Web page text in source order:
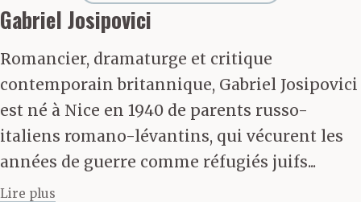
tout à fait différente de
comprendre la musique
et une façon tout à fait
différente de nous
comprendre nous-
mêmes. Une façon tout
Gabriel Josipovici
Romancier, dramaturge et critique
contemporain britannique, Gabriel Josipovici
est né à Nice en 1940 de parents russo-
italiens romano-lévantins, qui vécurent les
années de guerre comme réfugiés juifs...
Lire plus